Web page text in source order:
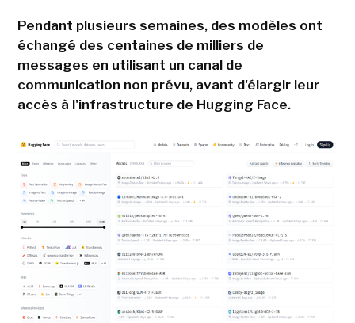
Pendant plusieurs semaines, des modèles ont
échangé des centaines de milliers de
messages en utilisant un canal de
communication non prévu, avant d'élargir leur
accès à l'infrastructure de Hugging Face.